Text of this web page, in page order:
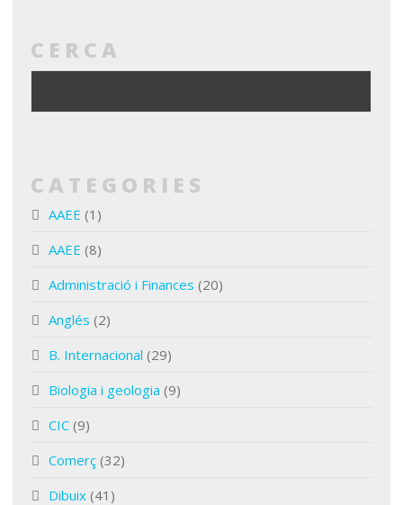
CERCA
CATEGORIES
AAEE (1)
AAEE (8)
Administració i Finances (20)
Anglés (2)
B. Internacional (29)
Biologia i geologia (9)
CIC (9)
Comerç (32)
Dibuix (41)